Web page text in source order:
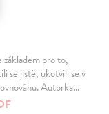
základem pro to,
se jistě, ukotvili se v
Autorka…